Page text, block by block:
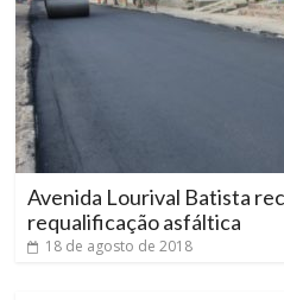
Avenida Lourival Batista
requalificação asfáltica
18 de agosto de 2018